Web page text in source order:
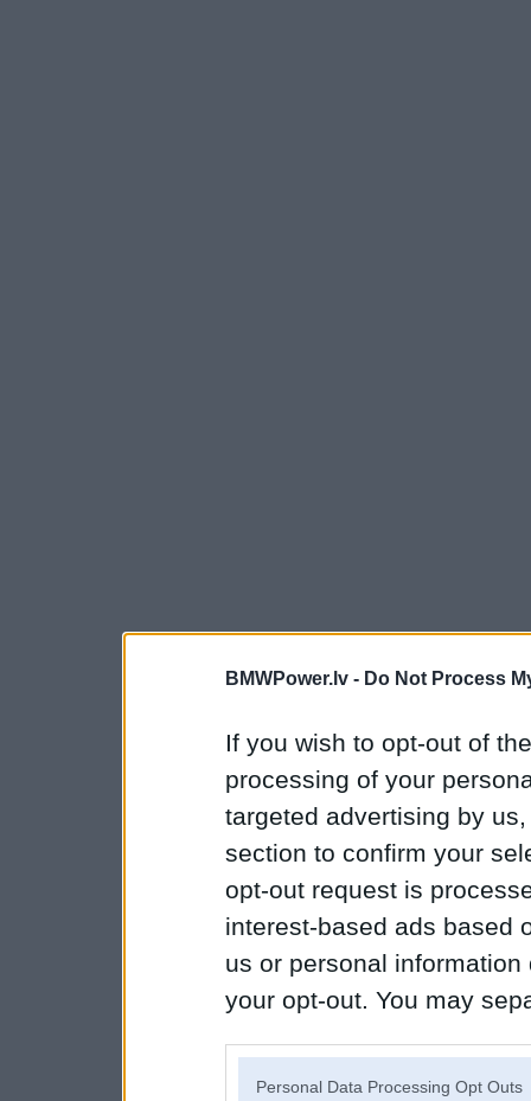
BMWPower.lv - Do Not Process
If you wish to opt-out of
processing of your
targeted advertising by
section to confirm your
opt-out request is
interest-based ads based
us or personal
your opt-out. You may
Personal Data Processing Opt Outs